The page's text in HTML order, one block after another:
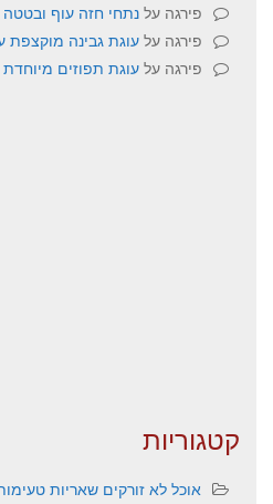
פירגה עלנתחי חזה עוף ובטטה
פירגה על עוגת גבינה
פירגה על עוגת תפוזים מיוחדת
קטגוריות
אוכל לא זורקים שאריות